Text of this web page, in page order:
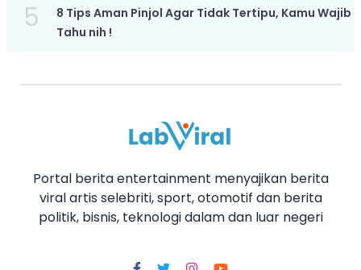
5
8 Tips Aman Pinjol Agar Tidak Tertipu, Kamu Wajib
Tahu nih !
Portal berita entertainment menyajikan berita
viral artis selebriti, sport, otomotif dan berita
politik, bisnis, teknologi dalam dan luar negeri